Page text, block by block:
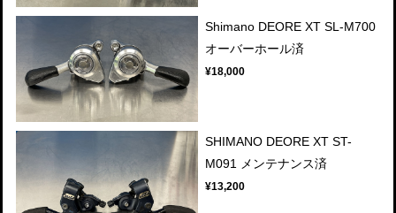
Shimano DEORE XT SL-M700
オーバーホール済
¥18,000
SHIMANO DEORE XT ST-
M091 メンテナンス済
¥13,200